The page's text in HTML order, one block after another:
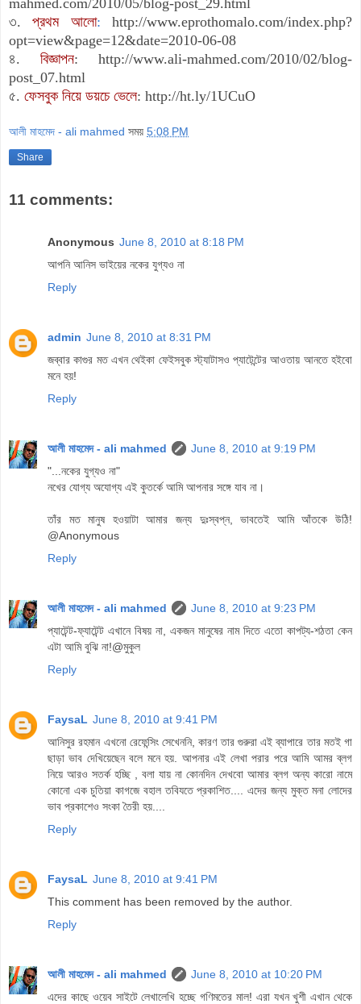
৩.প্রথম আলো:
http://www.eprothomalo.com/index.php?
opt=view&page=12&date=2010-06-08
৪. বিজ্ঞাপন: http://www.ali-mahmed.com/2010/02/blog-
post_07.html
৫. ফেসবুক নিয়ে ডয়চে ভেলে: http://ht.ly/1UCuO
আলী মাহমেদ - ali mahmed সময় 5:08 PM
Share
11 comments:
Anonymous June 8, 2010 at 8:18 PM
আপনি আনিস ভাইয়ের নকের যুগ্যও না
Reply
admin June 8, 2010 at 8:31 PM
জব্বার কাগুর মত এখন থেইকা ফেইসবুক স্ট্যাটাসও প্যাটেন্টের আওতায় আনতে হইবো
মনে হয়!
Reply
আলী মাহমেদ - ali mahmed
June 8, 2010 at 9:19 PM
"...নকের যুগ্যও না"
নখের যোগ্য অযোগ্য এই কুতর্কে আমি আপনার সঙ্গে যাব না।
তাঁর মত মানুষ হওয়াটা আমার জন্য দুঃস্বপ্ন, ভাবতেই আমি আঁতকে উঠি!
@Anonymous
Reply
আলী মাহমেদ - ali mahmed
June 8, 2010 at 9:23 PM
প্যাটেন্ট-ফ্যাটেন্ট এখানে বিষয় না, একজন মানুষের নাম দিতে এতো কাপট্য-শঠতা কেন
এটা আমি বুঝি না!@মুকুল
Reply
FaysaL June 8, 2010 at 9:41 PM
আনিসুর রহমান এখনো রেফেন্সিং সেখেননি, কারণ তার গুরুরা এই ব্যাপারে তার মতই গা
ছাড়া ভাব দেখিয়েছেন বলে মনে হয়. আপনার এই লেখা পরার পরে আমি আমর ব্লগ
নিয়ে আরও সতর্ক হচ্ছি , বলা যায় না কোনদিন দেখবো আমার ব্লগ অন্য কারো নামে
কোনো এক চুতিয়া কাগজে বহাল তবিযতে প্রকাশিত.... এদের জন্য মুক্ত মনা লোদের
ভাব প্রকাশেও সংকা তৈরী হয়....
Reply
FaysaL June 8, 2010 at 9:41 PM
This comment has been removed by the author.
Reply
আলী মাহমেদ - ali mahmed
June 8, 2010 at 10:20 PM
এদের কাছে ওয়েব সাইটে লেখালেখি হচ্ছে গণিমতের মাল! এরা যখন খুশী এখান থেকে